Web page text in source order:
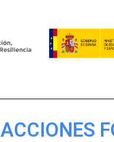
ACCIONES